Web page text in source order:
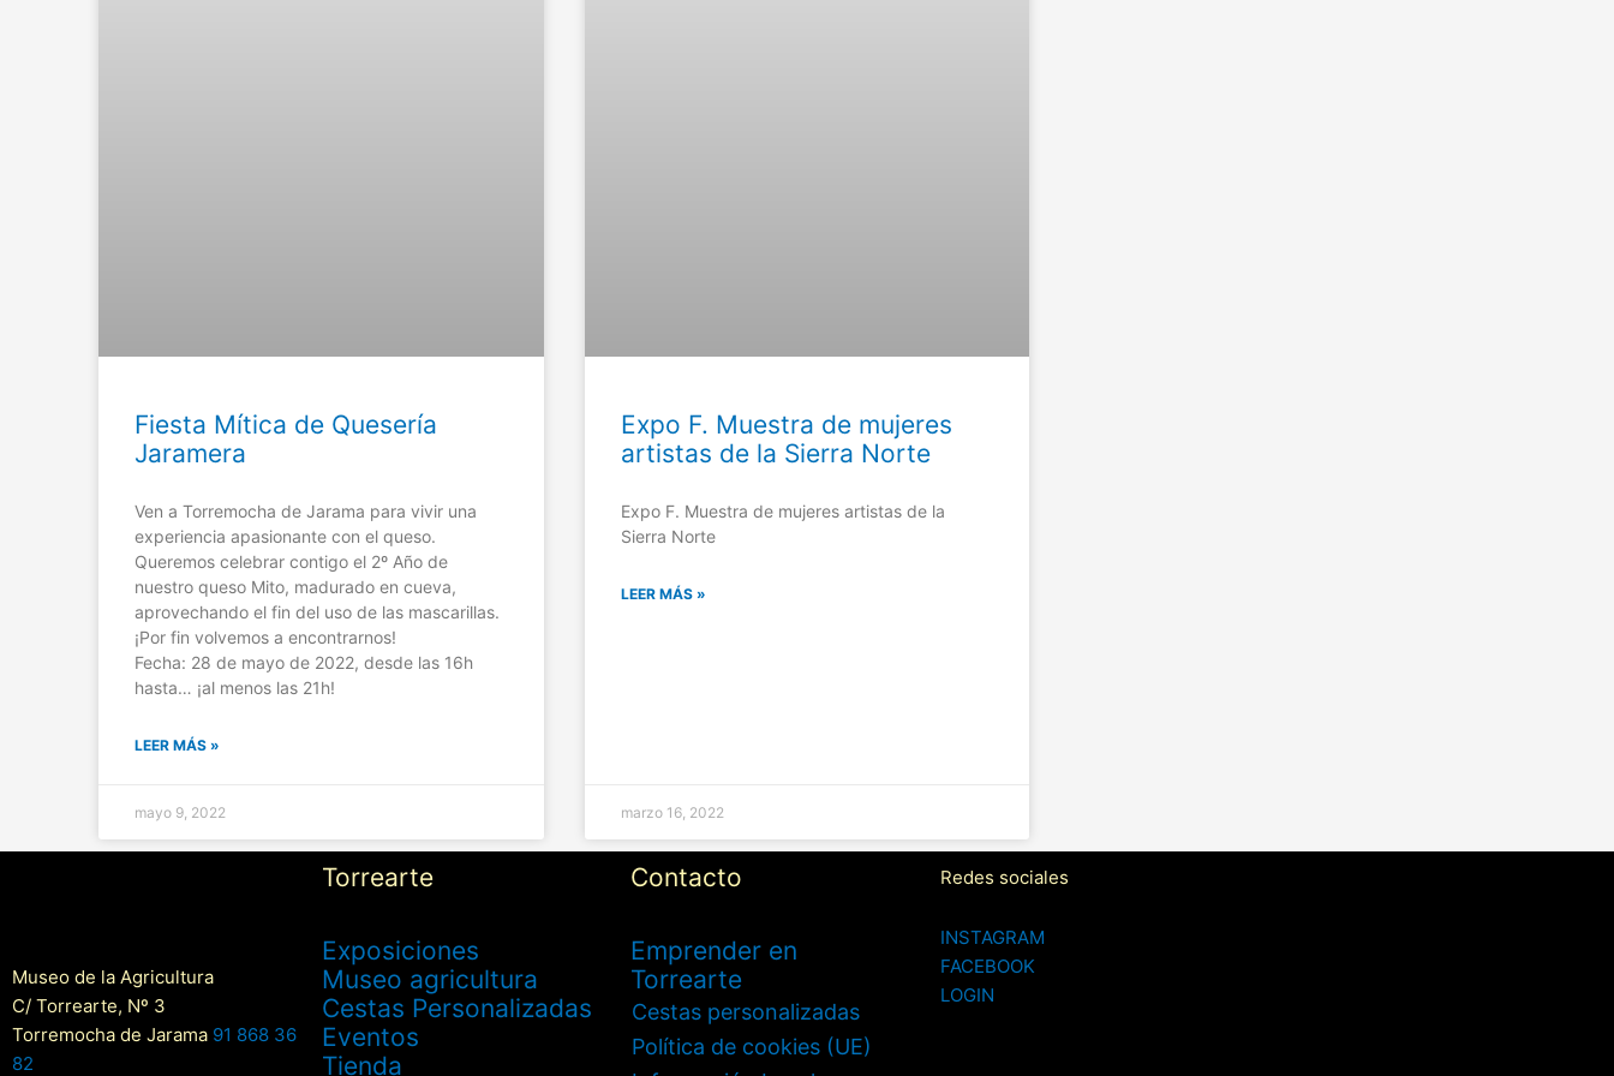
Fiesta Mítica de Quesería
Jaramera
Ven a Torremocha de Jarama para vivir una
experiencia apasionante con el queso.
Queremos celebrar contigo el 2º Año de
nuestro queso Mito, madurado en cueva,
aprovechando el fin del uso de las mascarillas.
¡Por fin volvemos a encontrarnos!
Fecha: 28 de mayo de 2022, desde las 16h
hasta… ¡al menos las 21h!
LEER MÁS »
mayo 9, 2022
Expo F. Muestra de mujeres
artistas de la Sierra Norte
Expo F. Muestra de mujeres artistas de la
Sierra Norte
LEER MÁS »
marzo 16, 2022
Museo de la Agricultura
C/ Torrearte, Nº 3
Torremocha de Jarama 91 868 36
82
Torrearte
Exposiciones
Museo agricultura
Cestas Personalizadas
Eventos
Tienda
Contacto
Emprender en
Torrearte
Cestas personalizadas
Política de cookies (UE)
Redes sociales
INSTAGRAM
FACEBOOK
LOGIN